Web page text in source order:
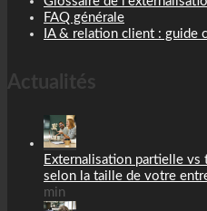
FAQ générale
IA & relation client : guide
Actualités
Externalisation partielle
selon la taille de votre
min